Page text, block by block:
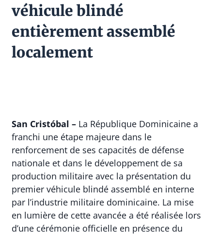
véhicule blindé
entièrement assemblé
localement
San Cristóbal – La République Dominicaine a
franchi une étape majeure dans le
renforcement de ses capacités de défense
nationale et dans le développement de sa
production militaire avec la présentation du
premier véhicule blindé assemblé en interne
par l’industrie militaire dominicaine. La mise
en lumière de cette avancée a été réalisée lors
d’une cérémonie officielle en présence du